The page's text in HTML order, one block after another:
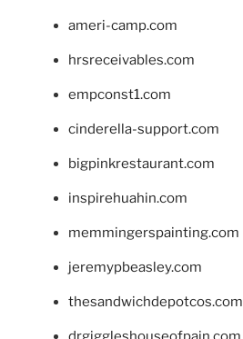
ameri-camp.com
hrsreceivables.com
empconst1.com
cinderella-support.com
bigpinkrestaurant.com
inspirehuahin.com
memmingerspainting.com
jeremypbeasley.com
thesandwichdepotcos.com